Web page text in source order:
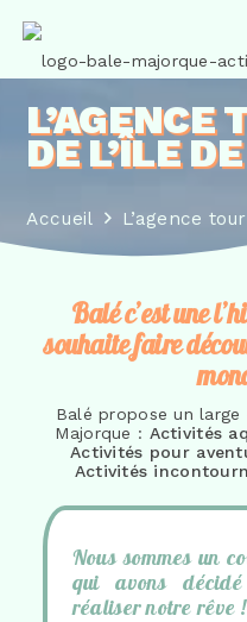
L’AGENCE
DE L’ÎLE
Accueil L’agence
Balé c’est une
souhaite faire
Balé propose un large
Majorque : Activités
Activités pour
Activités
Nous sommes un
qui avons
réaliser notre rêve !